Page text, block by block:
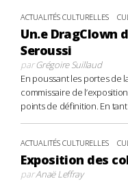
ACTUALITÉS CULTURELLES
Un.e DragClown
Seroussi
parGrégoire Suillaud
En poussant les portes de
commissaire de
points de définition. En
ACTUALITÉS CULTURELLES
Exposition des
parAnaë Leffray